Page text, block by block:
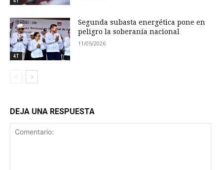
4T
Segunda subasta energética pone en
peligro la soberanía nacional
11/05/2026
DEJA UNA RESPUESTA